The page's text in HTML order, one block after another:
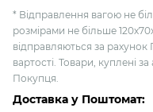
* Відправлення вагою не
розмірами не більше
відправляються за
вартості. Товари, куплені
Покупця.
Доставка у Поштомат: